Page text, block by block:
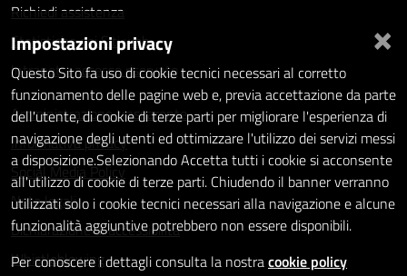
Richiedi assistenza
Statistiche dei Siti web
Intranet - accesso riservato
Amministrazione trasparente
Informativa privacy
Social Media Policy
Note legali
Dichiarazione di accessibilità
Whistleblowing
×
Impostazioni privacy
Questo Sito fa uso di cookie tecnici necessari al corretto
funzionamento delle pagine web e, previa accettazione da parte
dell'utente, di cookie di terze parti per migliorare l'esperienza di
navigazione degli utenti ed ottimizzare l'utilizzo dei servizi messi
a disposizione.Selezionando Accetta tutti i cookie si acconsente
all'utilizzo di cookie di terze parti. Chiudendo il banner verranno
utilizzati solo i cookie tecnici necessari alla navigazione e alcune
funzionalità aggiuntive potrebbero non essere disponibili.
Per conoscere i dettagli consulta la nostracookie policy